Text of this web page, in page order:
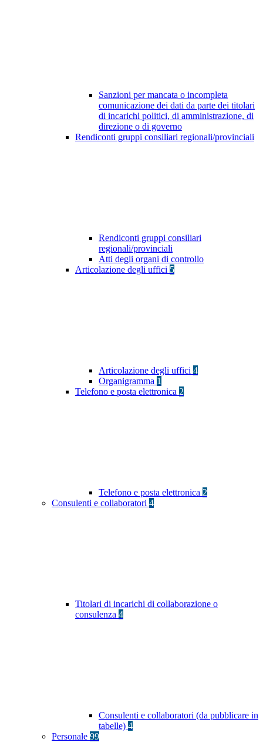
Sanzioni per mancata o incompleta
comunicazione dei dati da parte dei titolari
di incarichi politici, di amministrazione, di
direzione o di governo
Rendiconti gruppi consiliari regionali/provinciali
Rendiconti gruppi consiliari
regionali/provinciali
Atti degli organi di controllo
Articolazione degli uffici 5
Articolazione degli uffici 4
Organigramma 1
Telefono e posta elettronica 2
Telefono e posta elettronica 2
Consulenti e collaboratori 4
Titolari di incarichi di collaborazione o
consulenza 4
Consulenti e collaboratori (da pubblicare in
tabelle) 4
Personale 99